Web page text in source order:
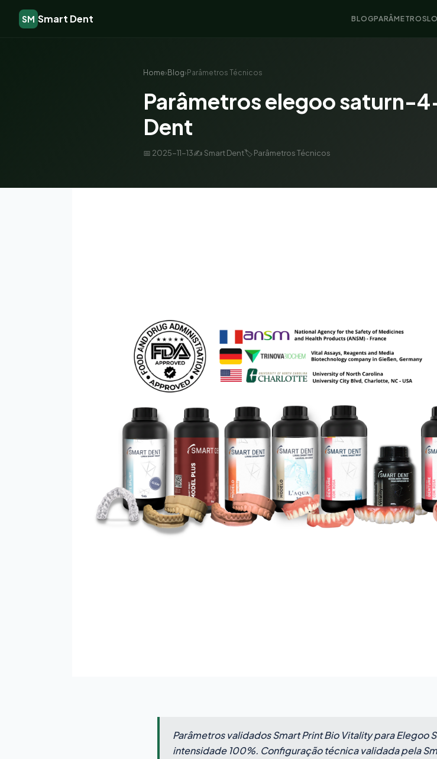
SM Smart Dent BLOGPARÂMETROS
Home› Blog› Parâmetros Técnicos
Parâmetros elegoo saturn-
Dent
📅 2025-11-13✍️ Smart Dent🏷️ Parâmetros Técnicos
Parâmetros validados Smart Print Bio Vitality para Elegoo
intensidade 100%. Configuração técnica validada pela